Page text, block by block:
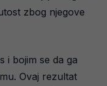
zbog njegove
i bojim se da ga
Ovaj rezultat